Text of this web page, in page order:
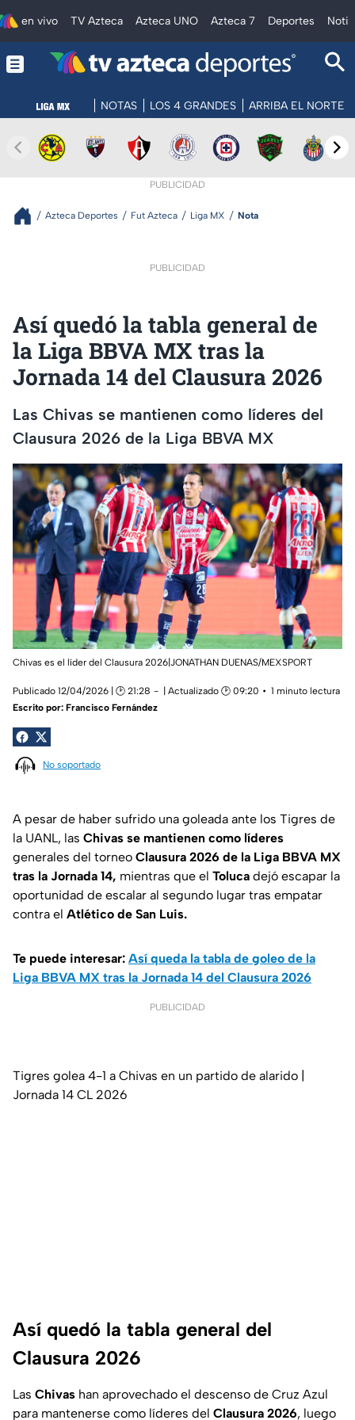
en vivo TV Azteca Azteca UNO Azteca 7 Deportes
NOTAS LOS 4 GRANDES ARRIBA EL NORTE
PUBLICIDAD
Azteca Deportes Fut Azteca Liga MX Nota
PUBLICIDAD
Así quedó la tabla general de
la Liga BBVA MX tras la
Jornada 14 del Clausura 2026
Las Chivas se mantienen como líderes del
Clausura 2026 de la Liga BBVA MX
Chivas es el líder del Clausura 2026|JONATHAN DUENAS/MEXSPORT
Publicado 12/04/2026 | 🕑 21:28 | Actualizado 🕑 09:20
1 minuto lectura
Escrito por: Francisco Fernández
No soportado
A pesar de haber sufrido una goleada ante los Tigres de
la UANL, las Chivas se mantienen como líderes
generales del torneo Clausura 2026 de la Liga BBVA MX
tras la Jornada 14, mientras que el Toluca dejó escapar la
oportunidad de escalar al segundo lugar tras empatar
contra el Atlético de San Luis.
Te puede interesar: Así queda la tabla de goleo de la
Liga BBVA MX tras la Jornada 14 del Clausura 2026
PUBLICIDAD
Tigres golea 4-1 a Chivas en un partido de alarido |
Jornada 14 CL 2026
Así quedó la tabla general del
Clausura 2026
Las Chivas han aprovechado el descenso de Cruz Azul
para mantenerse como líderes del Clausura 2026, luego